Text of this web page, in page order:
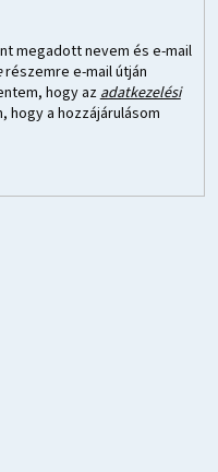
megadott nevem és e-mail
részemre e-mail útján
hogy az adatkezelési
a hozzájárulásom